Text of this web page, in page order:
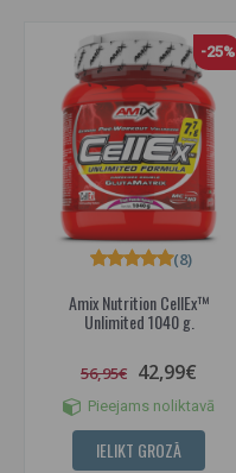
-25%
Amix Nutrition CellEx™
Unlimited 1040 g.
(8)
56,95€ 42,99€
Pieejams noliktavā
IELIKT GROZĀ